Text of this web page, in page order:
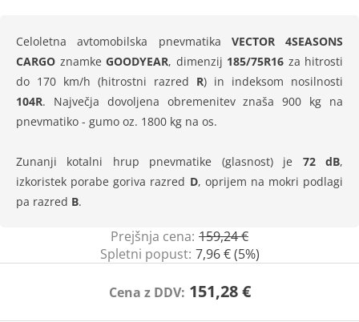
Celoletna avtomobilska pnevmatika VECTOR 4SEASONS
CARGO znamke GOODYEAR, dimenzij 185/75R16 za hitrosti
do 170 km/h (hitrostni razred R) in indeksom nosilnosti
104R. Največja dovoljena obremenitev znaša 900 kg na
pnevmatiko - gumo oz. 1800 kg na os.
Zunanji kotalni hrup pnevmatike (glasnost) je 72 dB,
izkoristek porabe goriva razred D, oprijem na mokri podlagi
pa razred B.
Prejšnja cena: 159,24 €
Spletni popust: 7,96 € (5%)
Cena z DDV: 151,28 €